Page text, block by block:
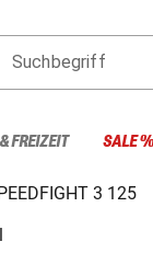
Suchbegriff
FREIZEIT SALE %
3 125